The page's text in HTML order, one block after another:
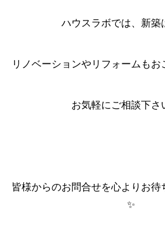
ハウスラボでは、新築
リノベーションやリフォームもお
お気軽にご相談下さ
皆様からのお問合せを心よりお待
✨